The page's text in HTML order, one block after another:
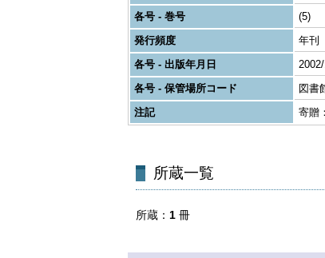
各号 - 巻号
(5)
発行頻度
年刊
各号 - 出版年月日
各号 - 保管場所コード
図書
注記
寄贈
所蔵一覧
所蔵 1 冊